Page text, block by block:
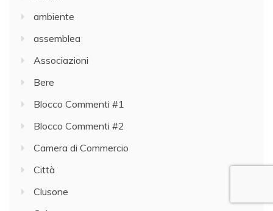
ambiente
assemblea
Associazioni
Bere
Blocco Commenti #1
Blocco Commenti #2
Camera di Commercio
Città
Clusone